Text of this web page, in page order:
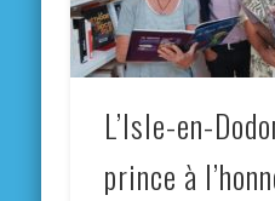
L’Isle-en-
prince à